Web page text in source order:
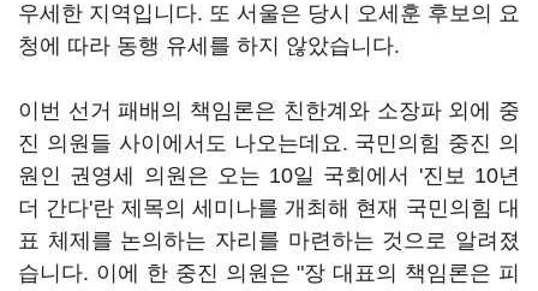
우세한 지역입니다. 또 서울은 당시 오세훈 후보의 요
청에 따라 동행 유세를 하지 않았습니다.
이번 선거 패배의 책임론은 친한계와 소장파 외에 중
진 의원들 사이에서도 나오는데요. 국민의힘 중진 의
원인 권영세 의원은 오는 10일 국회에서 '진보 10년
더 간다'란 제목의 세미나를 개최해 현재 국민의힘 대
표 체제를 논의하는 자리를 마련하는 것으로 알려졌
습니다. 이에 한 중진 의원은 "장 대표의 책임론은 피